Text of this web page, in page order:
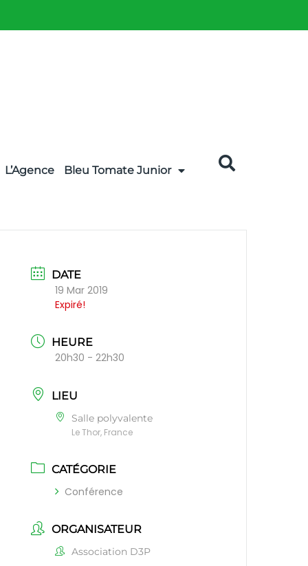
L’Agence Bleu Tomate Junior
DATE
19 Mar 2019
Expiré!
HEURE
20h30 - 22h30
LIEU
Salle polyvalente
Le Thor, France
CATÉGORIE
Conférence
ORGANISATEUR
Association D3P